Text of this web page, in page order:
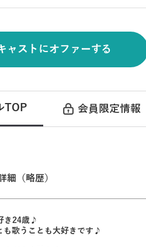
ャストにオファーする
TOP 会員限定情報
細（略歴）
き24歳♪
も歌うことも大好きです♪